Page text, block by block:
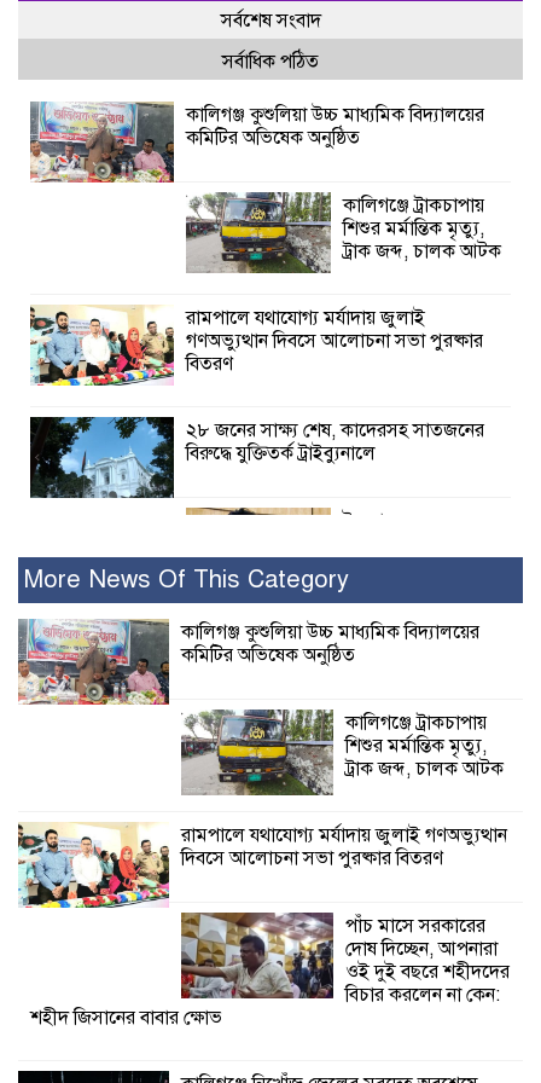
সর্বশেষ সংবাদ
সর্বাধিক পঠিত
কালিগঞ্জ কুশুলিয়া উচ্চ মাধ্যমিক বিদ্যালয়ের
কমিটির অভিষেক অনুষ্ঠিত
কালিগঞ্জে ট্রাকচাপায়
শিশুর মর্মান্তিক মৃত্যু,
ট্রাক জব্দ, চালক আটক
রামপালে যথাযোগ্য মর্যাদায় জুলাই
গণঅভ্যুত্থান দিবসে আলোচনা সভা পুরষ্কার
বিতরণ
২৮ জনের সাক্ষ্য শেষ, কাদেরসহ সাতজনের
বিরুদ্ধে যুক্তিতর্ক ট্রাইব্যুনালে
ইসলামের সবচেয়ে
নুর
পাঁচ মাসে সরকারের দোষ দিচ্ছেন, আপনারা
কালিগঞ্জে নিখোঁজ জেলের মরদেহ অবশেষে
মিলল ইছামতী নদীতে
শ্রীউলা ইউনিয়ন
অনুষ্ঠিত
শ্যামনগরে জলবায়ু সহনশীল জনগোষ্ঠী গঠনে
প্রকল্পের অংশগ্রহণমূলক শিখন ও অভিজ্ঞতা
More News Of This Category
কালিগঞ্জ কুশুলিয়া উচ্চ মাধ্যমিক বিদ্যালয়ের
কমিটির অভিষেক অনুষ্ঠিত
কালিগঞ্জে ট্রাকচাপায়
শিশুর মর্মান্তিক মৃত্যু,
ট্রাক জব্দ, চালক আটক
রামপালে যথাযোগ্য মর্যাদায় জুলাই গণঅভ্যুত্থান
দিবসে আলোচনা সভা পুরষ্কার বিতরণ
পাঁচ মাসে সরকারের
দোষ দিচ্ছেন, আপনারা
ওই দুই বছরে শহীদদের
বিচার করলেন না কেন:
শহীদ জিসানের বাবার ক্ষোভ